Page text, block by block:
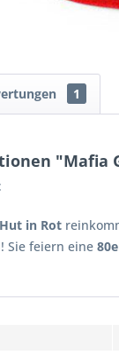
1
"Mafia
Hut in Rot
Sie feiern eine